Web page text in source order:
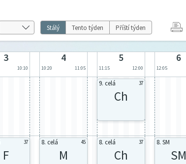
Stálý Tento týden Příští týden
3
10:10
4
10:20 11:05
5
11:15 12:00
6
12:05
9. celá 37
Ch
37
F
8. celá 45
M
8. celá 37
Ch
8. SM
SM